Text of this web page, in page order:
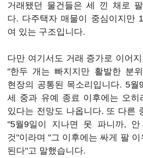
거래됐던 물건들은 세 낀 채로 팔
다. 다주택자 매물이 중심이지만
여 있는 구조입니다.
다만 여기서도 거래 증가로 이어
"한두 개는 빠지지만 활발한 분
현장의 공통된 목소리입니다. 5월
세 중과 유예 종료 이후에는 오히
있다는 전망도 나옵니다. 또 다른
"5월9일이 지나면 못 파니까, 안
것"이라며 "그 이후에는 싸게 팔 이
된다"고 말했습니다.